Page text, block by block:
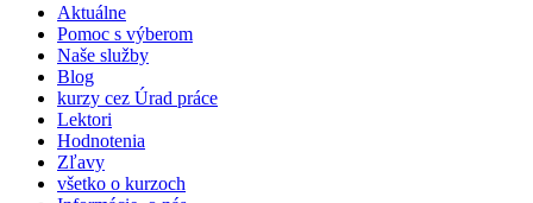
Aktuálne
Pomoc s výberom
Naše služby
Blog
kurzy cez Úrad práce
Lektori
Hodnotenia
Zľavy
všetko o kurzoch